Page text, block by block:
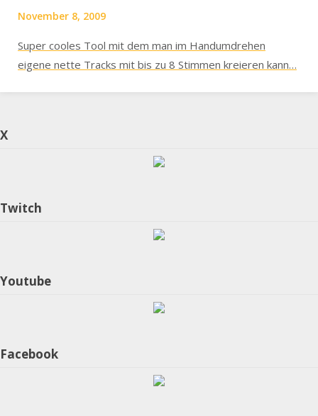
November 8, 2009
Super cooles Tool mit dem man im Handumdrehen
eigene nette Tracks mit bis zu 8 Stimmen kreieren kann…
X
Twitch
Youtube
Facebook